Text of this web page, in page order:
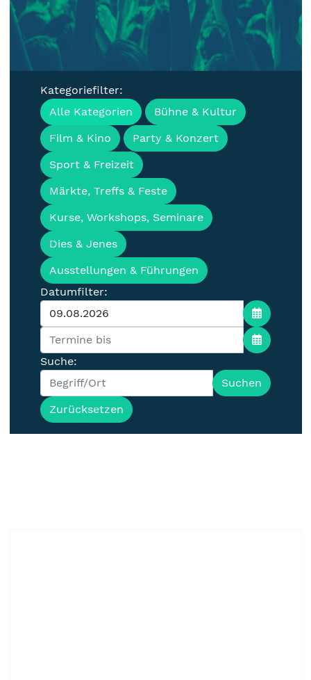
Veranstaltungen, Termine &
Events für die Lausitz
Kategoriefilter:
Alle Kategorien
Bühne & Kultur
Film & Kino
Party & Konzert
Sport & Freizeit
Märkte, Treffs & Feste
Kurse, Workshops, Seminare
Dies & Jenes
Ausstellungen & Führungen
Datumfilter:
Suche:
Suchen
Zurücksetzen